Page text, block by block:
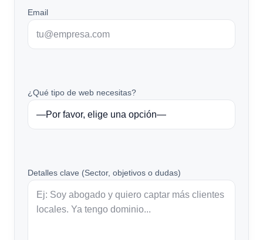
Email
¿Qué tipo de web necesitas?
Detalles clave (Sector, objetivos o dudas)